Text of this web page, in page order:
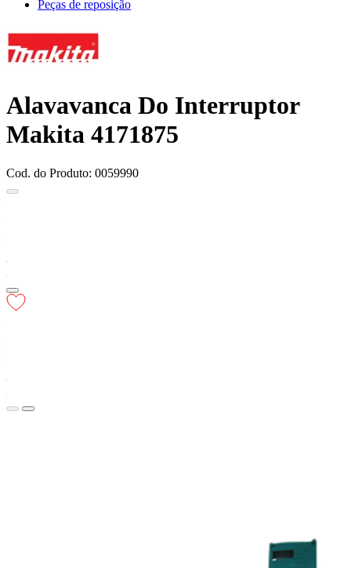
Peças de reposição
Alavavanca Do Interruptor
Makita 4171875
Cod. do Produto: 0059990